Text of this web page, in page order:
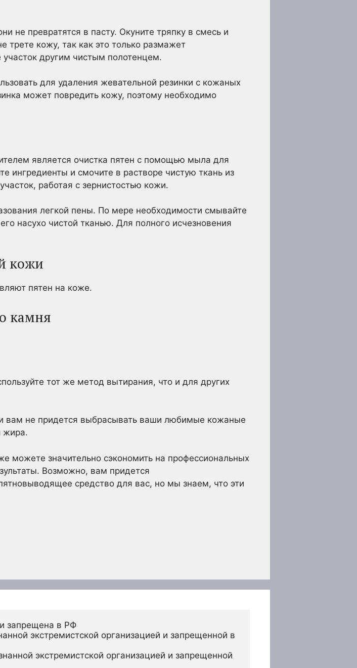
не превратятся в пасту. Окуните тряпку в смесь и
трете кожу, так как это только размажет
другим чистым полотенцем.
для удаления жевательной резинки с кожаных
может повредить кожу, поэтому необходимо
является очистка пятен с помощью мыла для
и смочите в растворе чистую ткань из
работая с зернистостью кожи.
легкой пены. По мере необходимости смывайте
насухо чистой тканью. Для полного исчезновения
кожи
пятен на коже.
камня
тот же метод вытирания, что и для других
вам не придется выбрасывать ваши любимые кожаные
жира.
можете значительно сэкономить на профессиональных
Возможно, вам придется
средство для вас, но мы знаем, что эти
запрещена в РФ
экстремистской организацией и запрещенной в
экстремистской организацией и запрещенной